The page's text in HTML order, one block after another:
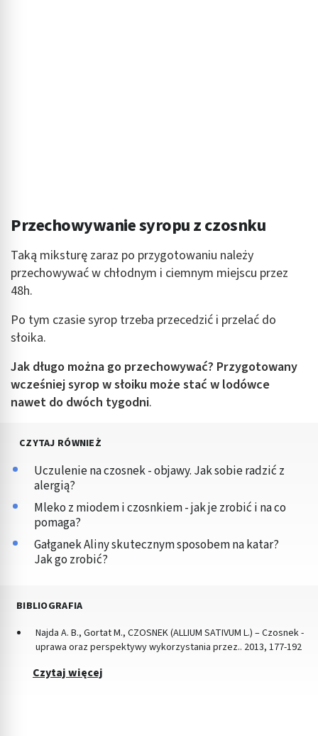
Przechowywanie syropu z czosnku
Taką miksturę zaraz po przygotowaniu należy
przechowywać w chłodnym i ciemnym miejscu przez
48h.
Po tym czasie syrop trzeba przecedzić i przelać do
słoika.
Jak długo można go przechowywać? Przygotowany
wcześniej syrop w słoiku może stać w lodówce
nawet do dwóch tygodni.
CZYTAJ RÓWNIEŻ
Uczulenie na czosnek - objawy. Jak sobie radzić z
alergią?
Mleko z miodem i czosnkiem - jak je zrobić i na co
pomaga?
Gałganek Aliny skutecznym sposobem na katar?
Jak go zrobić?
BIBLIOGRAFIA
Najda A. B., Gortat M., CZOSNEK (ALLIUM SATIVUM L.) – Czosnek -
uprawa oraz perspektywy wykorzystania przez.. 2013, 177-192
Czytaj więcej